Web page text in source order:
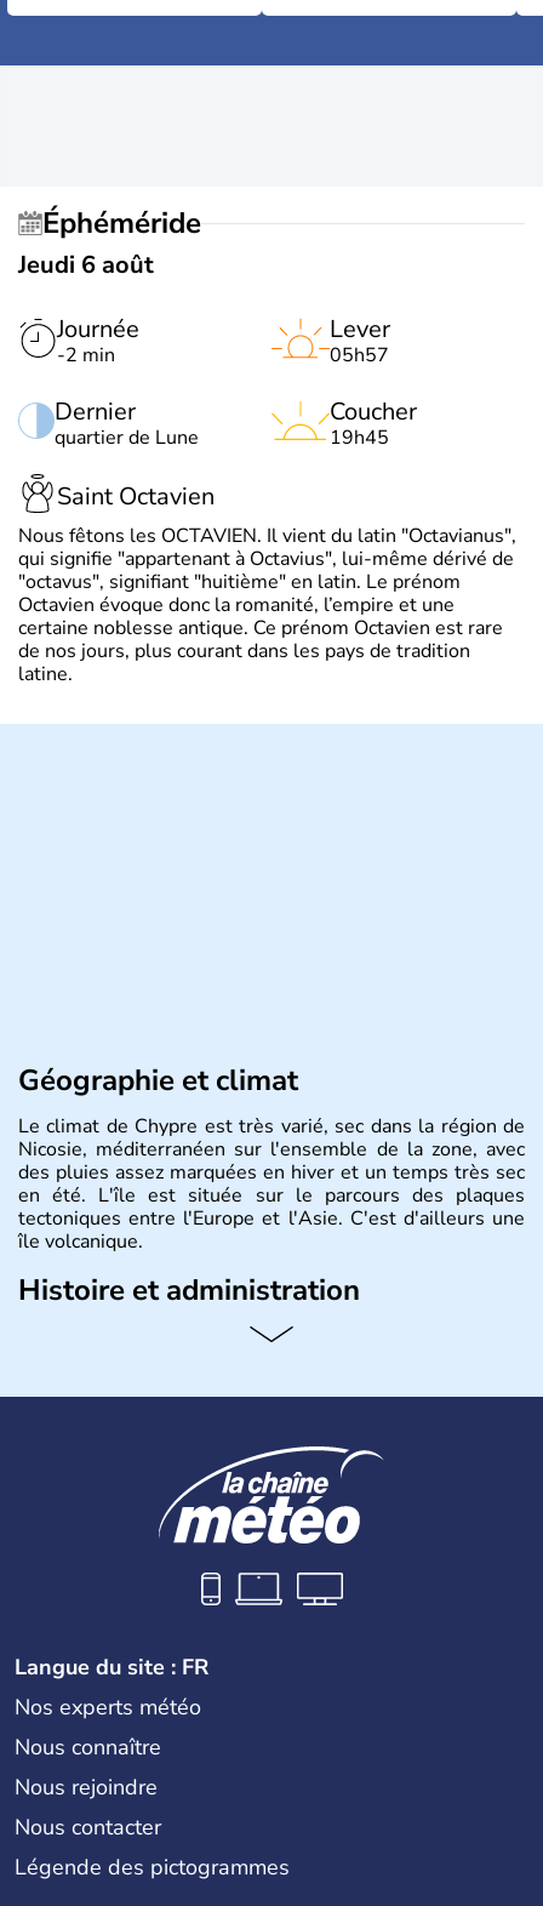
Éphéméride
Jeudi 6 août
Journée
-2 min
Dernier
quartier de Lune
Lever
05h57
Coucher
19h45
Saint Octavien
Nous fêtons les OCTAVIEN. Il vient du latin "Octavianus",
qui signifie "appartenant à Octavius", lui-même dérivé de
"octavus", signifiant "huitième" en latin. Le prénom
Octavien évoque donc la romanité, l’empire et une
certaine noblesse antique. Ce prénom Octavien est rare
de nos jours, plus courant dans les pays de tradition
latine.
Géographie et climat
Le climat de Chypre est très varié, sec dans la région de
Nicosie, méditerranéen sur l'ensemble de la zone, avec
des pluies assez marquées en hiver et un temps très sec
en été. L'île est située sur le parcours des plaques
tectoniques entre l'Europe et l'Asie. C'est d'ailleurs une
île volcanique.
Histoire et administration
Chypre est une île située dans le bassin Levantin, à l'est
Chypriotes connaissent l'occupation de l'armée turque
La superficie totale de l'île dépasse les 9000 km2.
Langue du site : FR
Nos experts météo
Nous connaître
Nous rejoindre
Nous contacter
Légende des pictogrammes